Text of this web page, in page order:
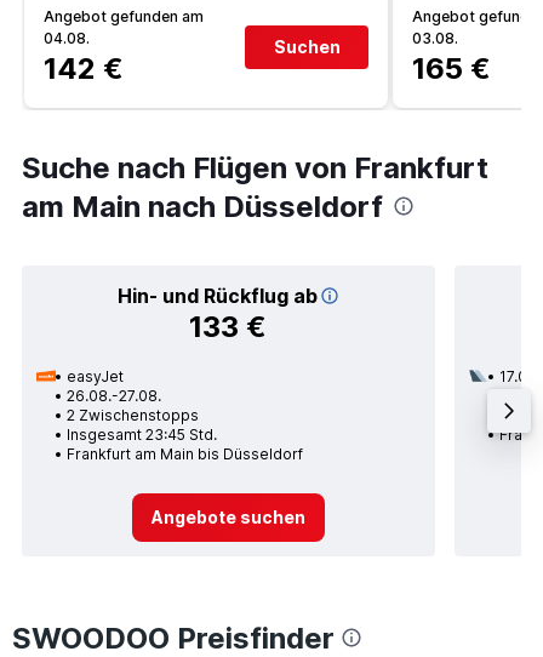
Angebot gefunden am
04.08.
142 €
Suchen
Angebot
03.08.
165 €
Suche nach Flügen von Frankfurt
am Main nach Düsseldorf
Hin- und Rückflug ab
133 €
easyJet
26.08.-27.08.
2 Zwischenstopps
Insgesamt 23:45 Std.
Frankfurt am Main bis Düsseldorf
Angebote suchen
17.09.
SWOODOO Preisfinder